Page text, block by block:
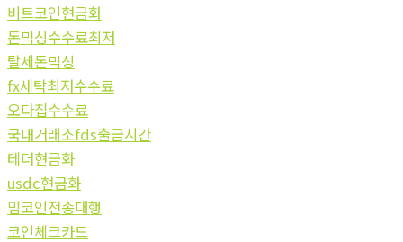
비트코인현금화
돈믹싱수수료최저
탈세돈믹싱
fx세탁최저수수료
오다집수수료
국내거래소fds출금시간
테더현금화
usdc현금화
밈코인전송대행
코인체크카드